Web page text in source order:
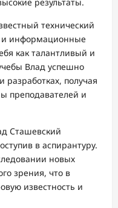
технический
и информационные
как талантливый и
Влад успешно
разработках, получая
преподавателей и
Сташевский
в аспирантуру.
новых
зрения, что в
известность и